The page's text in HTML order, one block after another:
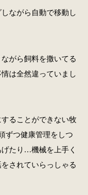
ながら自動で移動し
がら飼料を撒いてる
は全然違っていまし
ることができない牧
ずつ健康管理をしつ
たり…機械を上手く
されていらっしゃる